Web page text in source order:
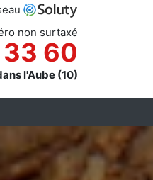
non surtaxé
60
l'Aube (10)